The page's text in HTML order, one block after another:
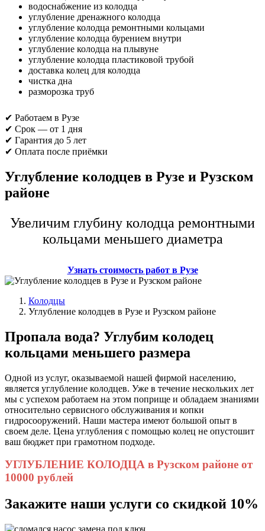
водоснабжение из колодца
углубление дренажного колодца
углубление колодца ремонтными кольцами
углубление колодца бурением внутри
углубление колодца на плывуне
углубление колодца пластиковой трубой
доставка колец для колодца
чистка дна
разморозка труб
✔ Работаем в Рузе
✔ Срок — от 1 дня
✔ Гарантия до 5 лет
✔ Оплата после приёмки
Углубление колодцев в Рузе и Рузском
районе
Увеличим глубину колодца ремонтными
кольцами меньшего диаметра
Узнать стоимость работ в Рузе
Колодцы
Углубление колодцев в Рузе и Рузском районе
Пропала вода? Углубим колодец
кольцами меньшего размера
Одной из услуг, оказываемой нашей фирмой населению,
является углубление колодцев. Уже в течение нескольких лет
мы с успехом работаем на этом поприще и обладаем знаниями
относительно сервисного обслуживания и копки
гидросооружений. Наши мастера имеют большой опыт в
своем деле. Цена углубления с помощью колец не опустошит
ваш бюджет при грамотном подходе.
УГЛУБЛЕНИЕ КОЛОДЦА в Рузском районе от
10000 рублей
Закажите наши услуги со скидкой 10%